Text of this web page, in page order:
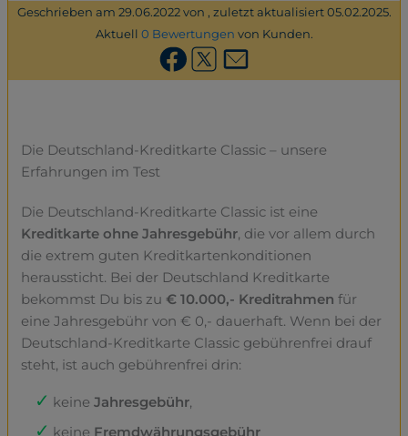
Geschrieben am 29.06.2022 von , zuletzt aktualisiert 05.02.2025.
Aktuell 0 Bewertungen von Kunden.
Die Deutschland-Kreditkarte Classic – unsere
Erfahrungen im Test
Die Deutschland-Kreditkarte Classic ist eine
Kreditkarte ohne Jahresgebühr, die vor allem durch
die extrem guten Kreditkartenkonditionen
heraussticht. Bei der Deutschland Kreditkarte
bekommst Du bis zu € 10.000,- Kreditrahmen für
eine Jahresgebühr von € 0,- dauerhaft. Wenn bei der
Deutschland-Kreditkarte Classic gebührenfrei drauf
steht, ist auch gebührenfrei drin:
keine Jahresgebühr,
keine Fremdwährungsgebühr